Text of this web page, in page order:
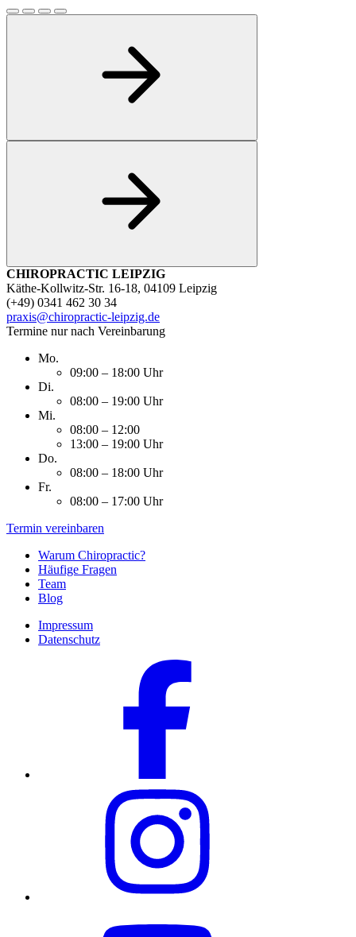
CHIROPRACTIC LEIPZIG
Käthe-Kollwitz-Str. 16-18, 04109 Leipzig
(+49) 0341 462 30 34
praxis@chiropractic-leipzig.de
Termine nur nach Vereinbarung
Mo.
09:00 – 18:00 Uhr
Di.
08:00 – 19:00 Uhr
Mi.
08:00 – 12:00
13:00 – 19:00 Uhr
Do.
08:00 – 18:00 Uhr
Fr.
08:00 – 17:00 Uhr
Termin vereinbaren
Warum Chiropractic?
Häufige Fragen
Team
Blog
Impressum
Datenschutz